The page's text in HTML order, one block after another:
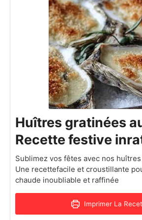
Huîtres gratinées
Recette festive
Sublimez vos fêtes avec nos
Une recettefacile et croustillante
chaude inoubliable et raffinée
Imprimer La